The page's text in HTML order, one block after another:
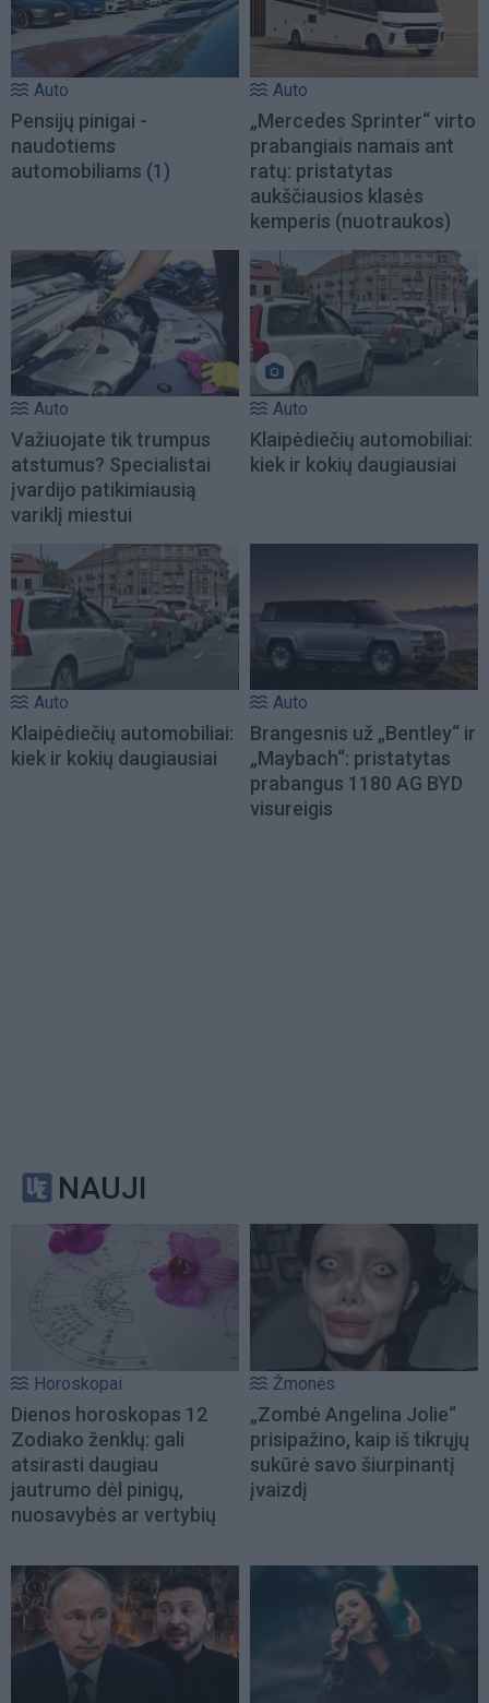
Auto
Pensijų pinigai -
naudotiems
automobiliams (1)
Auto
„Mercedes Sprinter“ virto
prabangiais namais ant
ratų: pristatytas
aukščiausios klasės
kemperis (nuotraukos)
Auto
Važiuojate tik trumpus
atstumus? Specialistai
įvardijo patikimiausią
variklį miestui
Auto
Klaipėdiečių automobiliai:
kiek ir kokių daugiausiai
Auto
Klaipėdiečių automobiliai:
kiek ir kokių daugiausiai
Auto
Brangesnis už „Bentley“ ir
„Maybach“: pristatytas
prabangus 1180 AG BYD
visureigis
NAUJI
Horoskopai
Dienos horoskopas 12
Zodiako ženklų: gali
atsirasti daugiau
jautrumo dėl pinigų,
nuosavybės ar vertybių
Žmonės
„Zombė Angelina Jolie“
prisipažino, kaip iš tikrųjų
sukūrė savo šiurpinantį
įvaizdį